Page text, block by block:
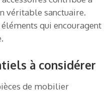
véritable sanctuaire.
qui encouragent
à considérer
de mobilier